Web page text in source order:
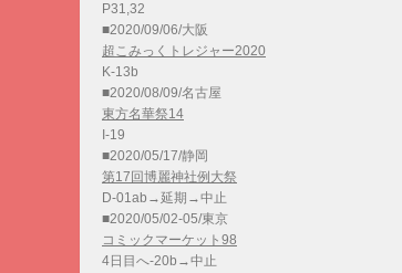
P31,32
■2020/09/06/大阪
超こみっくトレジャー2020
K-13b
■2020/08/09/名古屋
東方名華祭14
I-19
■2020/05/17/静岡
第17回博麗神社例大祭
D-01ab→延期→中止
■2020/05/02-05/東京
コミックマーケット98
4日目へ-20b→中止